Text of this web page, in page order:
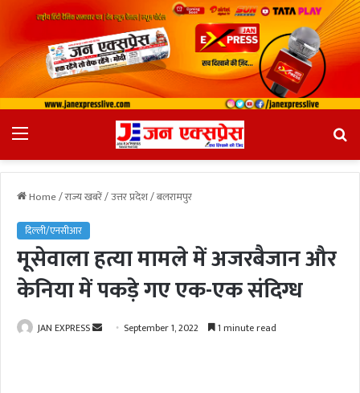
Home/राज्य खबरें/उत्तर प्रदेश/बलरामपुर
दिल्ली/एनसीआर
मूसेवाला हत्या मामले में अजरबैजान और
केनिया में पकड़े गए एक-एक संदिग्ध
JAN EXPRESS September 1, 2022 1 minute read